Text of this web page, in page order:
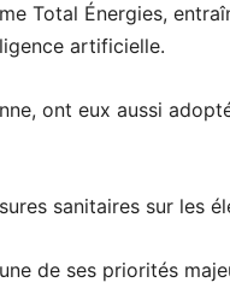
Total Énergies,
artificielle.
ont eux aussi
sanitaires sur les
de ses priorités